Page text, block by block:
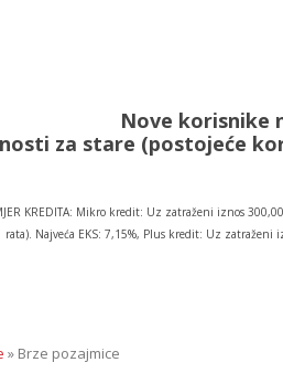
Nove korisnike
za stare (postojeće
KREDITA: Mikro kredit: Uz zatraženi iznos
rata). Najveća EKS: 7,15%, Plus kredit: Uz
» Brze pozajmice